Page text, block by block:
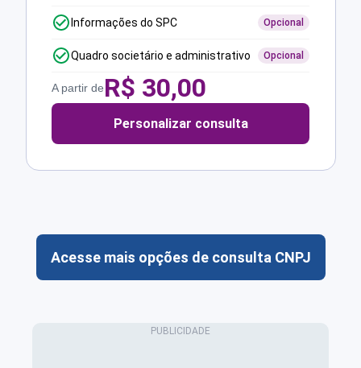
Informações do SPC Opcional
Quadro societário e administrativo Opcional
A partir deR$ 30,00
Personalizar consulta
Acesse mais opções de consulta CNPJ